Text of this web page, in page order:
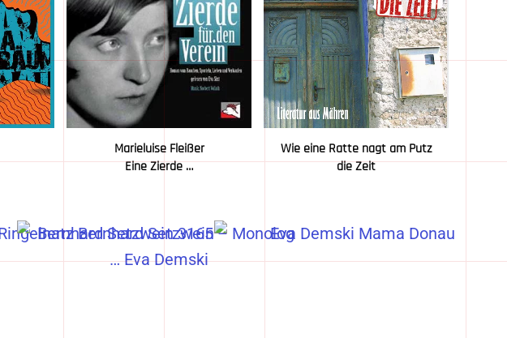
Marieluise Fleißer
Eine Zierde …
Wie eine Ratte nagt am Putz
die Zeit